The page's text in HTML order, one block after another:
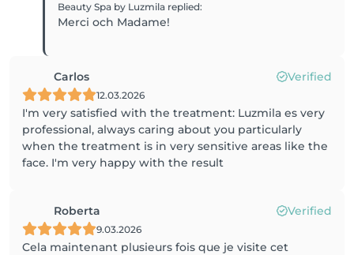
Beauty Spa by Luzmila replied:
Merci och Madame!
Carlos Verified
12.03.2026
I'm very satisfied with the treatment: Luzmila es very
professional, always caring about you particularly
when the treatment is in very sensitive areas like the
face. I'm very happy with the result
Roberta Verified
9.03.2026
Cela maintenant plusieurs fois que je visite cet